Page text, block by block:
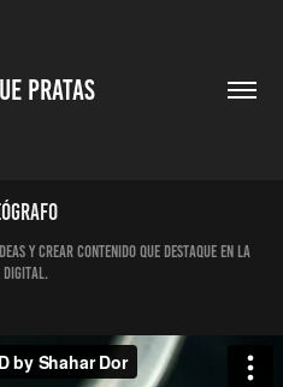
PRATAS
y crear contenido que destaque en la
digital.